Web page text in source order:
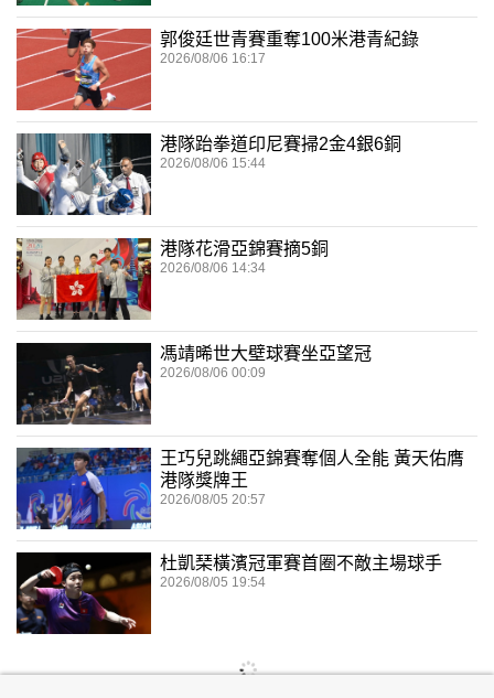
郭俊廷世青賽重奪100米港青紀錄
2026/08/06 16:17
港隊跆拳道印尼賽掃2金4銀6銅
2026/08/06 15:44
港隊花滑亞錦賽摘5銅
2026/08/06 14:34
馮靖晞世大壁球賽坐亞望冠
2026/08/06 00:09
王巧兒跳繩亞錦賽奪個人全能 黃天佑膺
港隊獎牌王
2026/08/05 20:57
杜凱琹橫濱冠軍賽首圈不敵主場球手
2026/08/05 19:54